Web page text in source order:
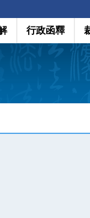
行政函釋